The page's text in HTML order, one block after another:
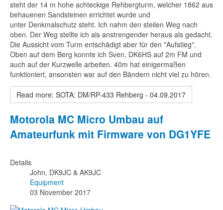
steht der 14 m hohe achteckige Rehbergturm, welcher 1862 aus
behauenen Sandsteinen errichtet wurde und
unter Denkmalschutz steht. Ich nahm den steilen Weg nach
oben. Der Weg stellte ich als anstrengender heraus als gedacht.
Die Aussicht vom Turm entschädigt aber für den "Aufstieg".
Oben auf dem Berg konnte ich Sven, DK6HS auf 2m FM und
auch auf der Kurzwelle arbeiten. 40m hat einigermaßen
funktioniert, ansonsten war auf den Bändern nicht viel zu hören.
Read more: SOTA: DM/RP-433 Rehberg - 04.09.2017
Motorola MC Micro Umbau auf
Amateurfunk mit Firmware von DG1YFE
Details
John, DK9JC & AK9JC
Equipment
03 November 2017